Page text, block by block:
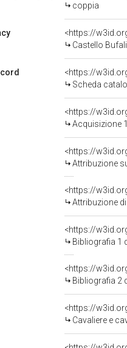
coppia
<https://
Castello
<https://
Scheda
<https://
Acquisizione
<https://
Attribuzione
Attribuzione
<https://
Bibliografia 1
<https://
Bibliografia 2
<https://
Cavaliere e cavallo